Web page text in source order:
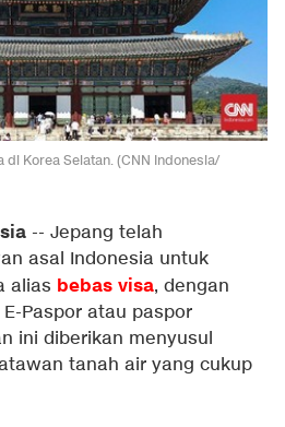
Korea Selatan. (CNN Indonesia/
-- Jepang telah
asal Indonesia untuk
alias bebas visa, dengan
Paspor atau paspor
ini diberikan menyusul
tanah air yang cukup